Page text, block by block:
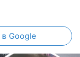
в Google